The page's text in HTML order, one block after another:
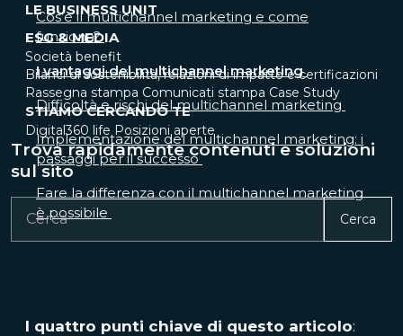
LE BUSINESS UNIT
ESG & MEDIA
Società benefit
Bilanci di sostenibilità, relazioni di impatto e certificazioni
Rassegna stampa Comunicati stampa Case Study
STIAMO CERCANDO TE
Digital360 life Posizioni aperte
Trova rapidamente contenuti e soluzioni
sul sito
Cerca
Cos’è il multichannel marketing e come
funziona?
I vantaggi del multichannel marketing
Difficoltà e rischi del multichannel marketing
Implementazione del multichannel marketing: i
passaggi per il successo
Fare la differenza con il multichannel marketing
è possibile
I quattro punti chiave di questo articolo: